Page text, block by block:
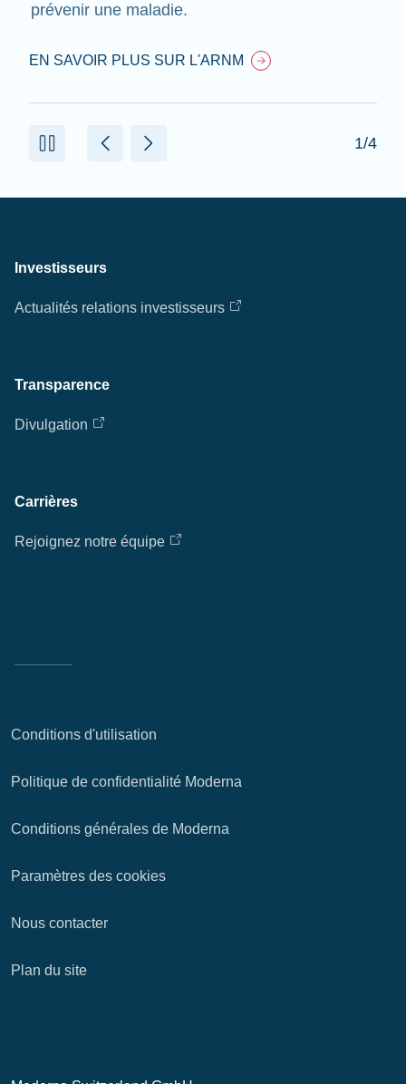
prévenir une maladie.
EN SAVOIR PLUS SUR L'ARNM
1/4
Investisseurs
Actualités relations investisseurs
Transparence
Divulgation
Carrières
Rejoignez notre équipe
Conditions d'utilisation
Politique de confidentialité Moderna
Conditions générales de Moderna
Paramètres des cookies
Nous contacter
Plan du site